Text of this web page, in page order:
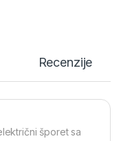
Recenzije
šporet sa